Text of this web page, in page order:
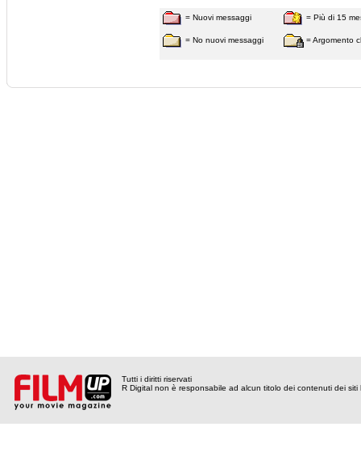
= Nuovi messaggi
= No nuovi messaggi
= Più di 15
= Argomento
Tutti i diritti riservati
R Digital non è responsabile ad alcun titolo dei contenuti dei siti